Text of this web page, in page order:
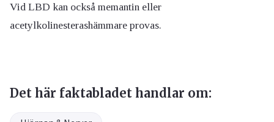
Vid LBD kan också memantin eller
acetylkolinesterashämmare provas.
Det här faktabladet handlar om: